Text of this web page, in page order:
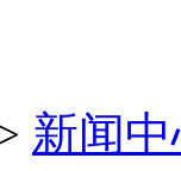
新闻